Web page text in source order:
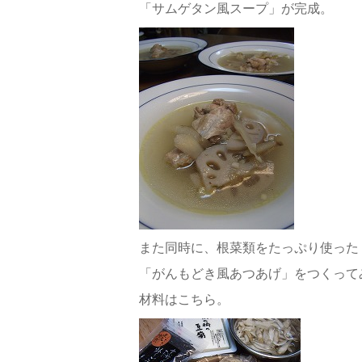
「サムゲタン風スープ」が完成。
また同時に、根菜類をたっぷり使った
「がんもどき風あつあげ」をつくっ
材料はこちら。